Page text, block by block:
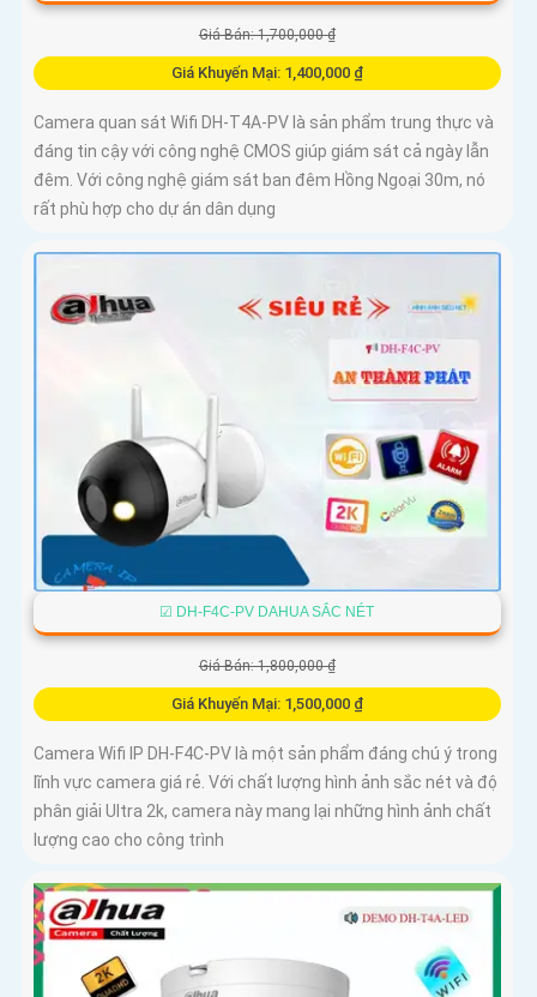
Giá Bán: 1,700,000 ₫
Giá Khuyến Mại: 1,400,000 ₫
Camera quan sát Wifi DH-T4A-PV là sản phẩm trung thực và
đáng tin cậy với công nghệ CMOS giúp giám sát cả ngày lẫn
đêm. Với công nghệ giám sát ban đêm Hồng Ngoại 30m, nó
rất phù hợp cho dự án dân dụng
☑ DH-F4C-PV DAHUA SẮC NÉT
Giá Bán: 1,800,000 ₫
Giá Khuyến Mại: 1,500,000 ₫
Camera Wifi IP DH-F4C-PV là một sản phẩm đáng chú ý trong
lĩnh vực camera giá rẻ. Với chất lượng hình ảnh sắc nét và độ
phân giải Ultra 2k, camera này mang lại những hình ảnh chất
lượng cao cho công trình